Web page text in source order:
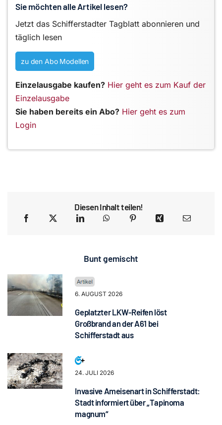
Sie möchten alle Artikel lesen?
Jetzt das Schifferstadter Tagblatt abonnieren und
täglich lesen
zu den Abo Modellen
Einzelausgabe kaufen? Hier geht es zum Kauf der
Einzelausgabe
Sie haben bereits ein Abo? Hier geht es zum
Login
Diesen Inhalt teilen!
Bunt gemischt
6. AUGUST 2026
Geplatzter LKW-Reifen löst
Großbrand an der A61 bei
Schifferstadt aus
24. JULI 2026
Invasive Ameisenart in Schifferstadt:
Stadt informiert über „Tapinoma
magnum“